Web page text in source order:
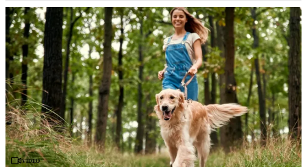
Videó